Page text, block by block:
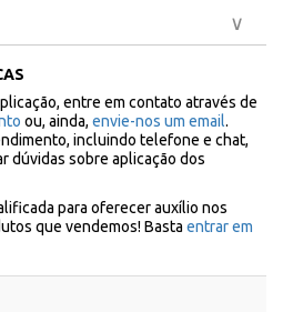
entre em contato através de
ou, ainda, envie-nos um email.
incluindo telefone e chat,
dúvidas sobre aplicação dos
para oferecer auxílio nos
que vendemos! Basta entrar em